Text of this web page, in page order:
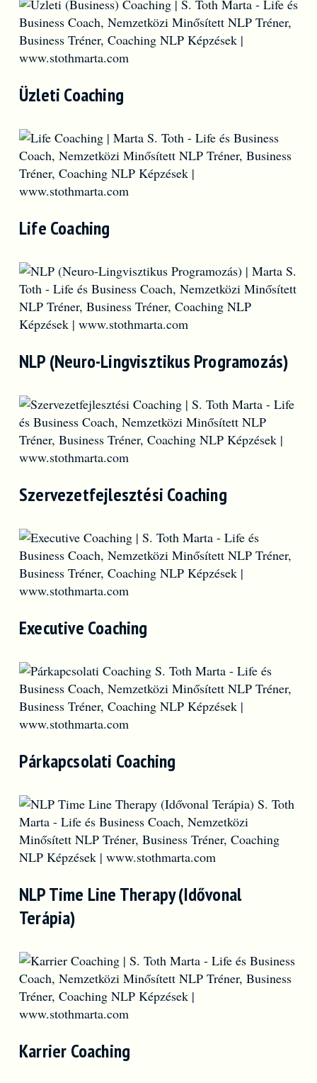
Üzleti Coaching
Life Coaching
NLP (Neuro-Lingvisztikus Programozás)
Szervezetfejlesztési Coaching
Executive Coaching
Párkapcsolati Coaching
NLP Time Line Therapy (Idővonal
Terápia)
Karrier Coaching